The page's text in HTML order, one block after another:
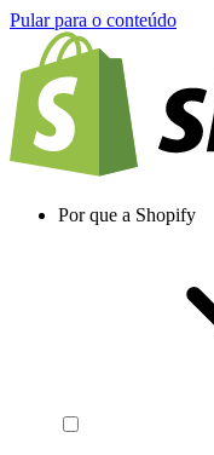
Pular para o conteúdo
Por que a Shopify